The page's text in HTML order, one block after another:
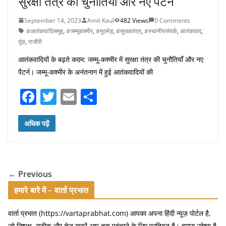
September 14, 2023 Amit Kaul 482 Views
0 Comments
#आतंकवादिसमूह,#जम्मूकश्मीर,#मुठभेड़,#सुरक्षातंत्र,#स्थानीयसंपर्क,आतंकवाद,
पुंछ,राजौरी
आतंकवादियों के बढ़ते कदम: जम्मू-कश्मीर में सुरक्षा तंत्र की चुनौतियाँ और नए
पैटर्न। जम्मू-कश्मीर के अनंतनाग में हुई आतंकवादियों की
F
a
c
o
o
k
T E
अधिक पढ़ें
← Previous
हमारे बारे में – वार्ता प्रभात
वार्ता प्रभात (https://vartaprabhat.com) आपका अपना हिंदी न्यूज़ पोर्टल है,